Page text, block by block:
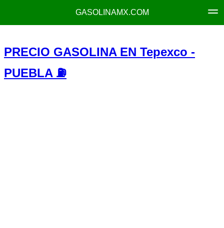
GASOLINAMX.COM
PRECIO GASOLINA EN Tepexco -
PUEBLA ⛽